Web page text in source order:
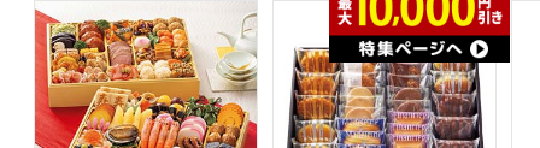
トップバリュ 和洋中特大二段重「饗宴」(きょうえん)【4
ファクトリーシン エクセレ